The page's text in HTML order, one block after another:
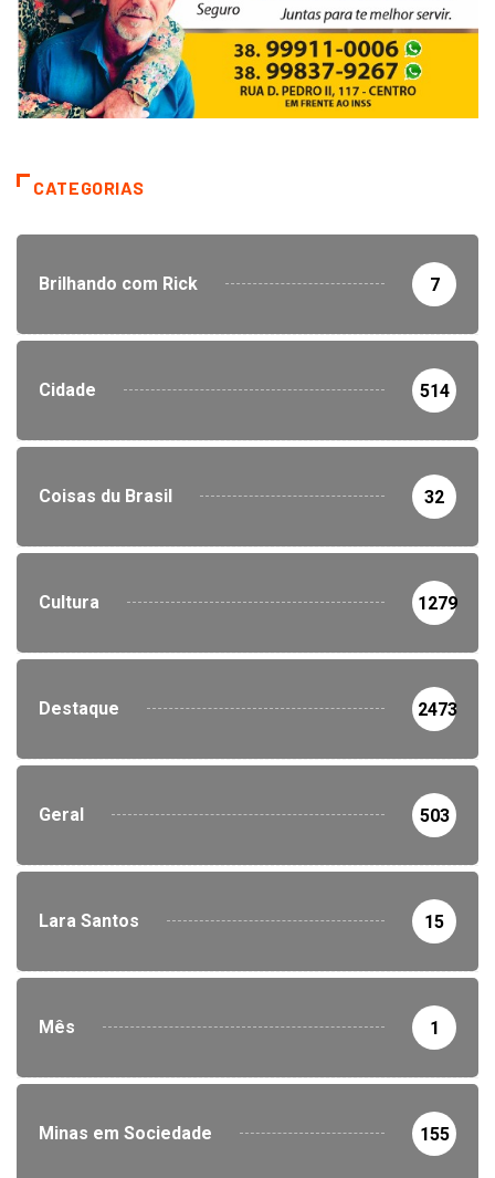
CATEGORIAS
Brilhando com Rick 7
Cidade 514
Coisas du Brasil 32
Cultura 1279
Destaque 2473
Geral 503
Lara Santos 15
Mês 1
Minas em Sociedade 155